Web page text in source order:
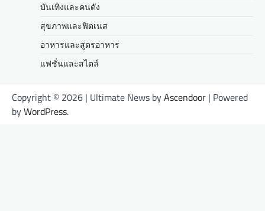
บันเทิงและคนดัง
สุขภาพและฟิตเนส
อาหารและสูตรอาหาร
แฟชั่นและสไตล์
Copyright © 2026 | Ultimate News byAscendoor | Powered
byWordPress.